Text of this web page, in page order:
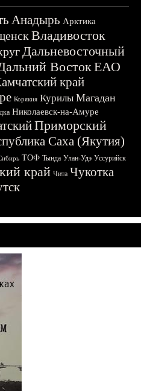
Анадырь Арктика
Владивосток
Дальневосточный
ВостокЕАО
край
Корякия Курилы Магадан
Николаевск-на-Амуре
Приморский
Саха (Якутия)
ТОФ Тында Улан-Удэ Уссурийск
край Чита Чукотка